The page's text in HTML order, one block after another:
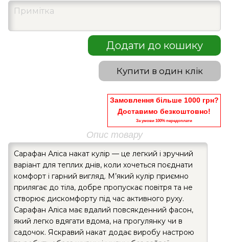
Додати до кошику
Купити в один клік
Замовлення більше 1000 грн?
Доставимо безкоштовно!
За умови 100% передоплати
Опис товару
Сарафан Аліса накат кулір — це легкий і зручний
варіант для теплих днів, коли хочеться поєднати
комфорт і гарний вигляд. М’який кулір приємно
прилягає до тіла, добре пропускає повітря та не
створює дискомфорту під час активного руху.
Сарафан Аліса має вдалий повсякденний фасон,
який легко вдягати вдома, на прогулянку чи в
садочок. Яскравий накат додає виробу настрою